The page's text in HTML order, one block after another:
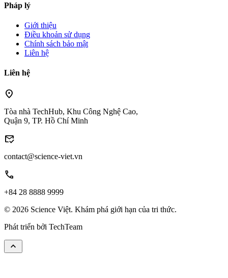
Pháp lý
Giới thiệu
Điều khoản sử dụng
Chính sách bảo mật
Liên hệ
Liên hệ
location_on
Tòa nhà TechHub, Khu Công Nghệ Cao,
Quận 9, TP. Hồ Chí Minh
mark_email_read
contact@science-viet.vn
call
+84 28 8888 9999
© 2026 Science Việt. Khám phá giới hạn của tri thức.
Phát triển bởi TechTeam
keyboard_arrow_up